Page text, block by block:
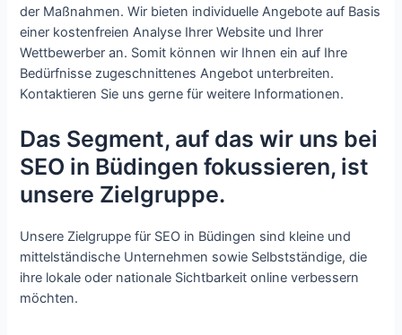
der Maßnahmen. Wir bieten individuelle Angebote auf Basis
einer kostenfreien Analyse Ihrer Website und Ihrer
Wettbewerber an. Somit können wir Ihnen ein auf Ihre
Bedürfnisse zugeschnittenes Angebot unterbreiten.
Kontaktieren Sie uns gerne für weitere Informationen.
Das Segment, auf das wir uns bei
SEO in Büdingen fokussieren, ist
unsere Zielgruppe.
Unsere Zielgruppe für SEO in Büdingen sind kleine und
mittelständische Unternehmen sowie Selbstständige, die
ihre lokale oder nationale Sichtbarkeit online verbessern
möchten.